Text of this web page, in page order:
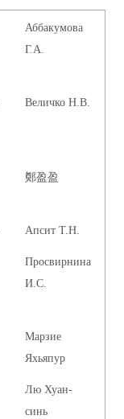
Аббакумова
Г.А.
Величко Н.В.
鄭盈盈
Апсит Т.Н.
Просвирнина
И.С.
Марзие
Яхьяпур
Лю Хуан-
синь